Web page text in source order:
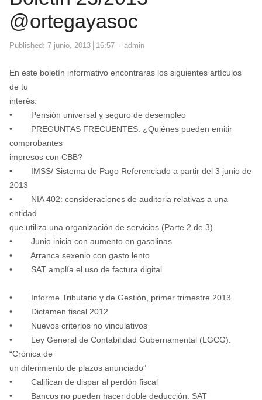
@ortegayasoc
Published: 7 junio, 2013 16:57 Author
admin
En este boletín informativo encontraras los siguientes artículos
de tu
interés:
• Pensión universal y seguro de desempleo
• PREGUNTAS FRECUENTES: ¿Quiénes pueden emitir
comprobantes
impresos con CBB?
• IMSS/ Sistema de Pago Referenciado a partir del 3 junio de
2013
• NIA 402: consideraciones de auditoria relativas a una
entidad
que utiliza una organización de servicios (Parte 2 de 3)
• Junio inicia con aumento en gasolinas
• Arranca sexenio con gasto lento
• SAT amplía el uso de factura digital
• Informe Tributario y de Gestión, primer trimestre 2013
• Dictamen fiscal 2012
• Nuevos criterios no vinculativos
• Ley General de Contabilidad Gubernamental (LGCG).
“Crónica de
un diferimiento de plazos anunciado”
• Califican de dispar al perdón fiscal
• Bancos no pueden hacer doble deducción: SAT